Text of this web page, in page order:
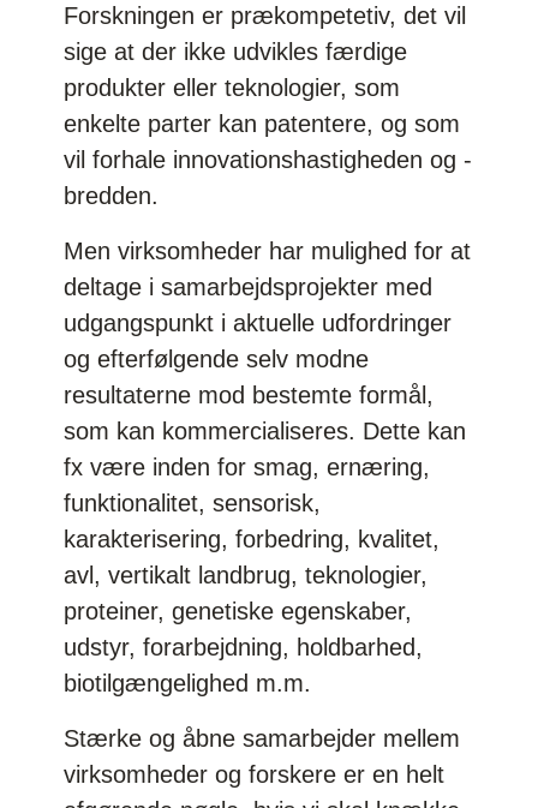
Forskningen er prækompetetiv, det vil
sige at der ikke udvikles færdige
produkter eller teknologier, som
enkelte parter kan patentere, og som
vil forhale innovationshastigheden og -
bredden.
Men virksomheder har mulighed for at
deltage i samarbejdsprojekter med
udgangspunkt i aktuelle udfordringer
og efterfølgende selv modne
resultaterne mod bestemte formål,
som kan kommercialiseres. Dette kan
fx være inden for smag, ernæring,
funktionalitet, sensorisk,
karakterisering, forbedring, kvalitet,
avl, vertikalt landbrug, teknologier,
proteiner, genetiske egenskaber,
udstyr, forarbejdning, holdbarhed,
biotilgængelighed m.m.
Stærke og åbne samarbejder mellem
virksomheder og forskere er en helt